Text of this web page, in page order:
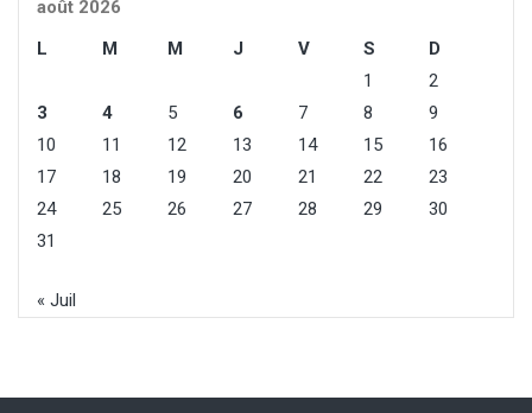
août 2026
L
M M J V S
D
1
2
3
4 5 6 7 8
9
10
11 12 13 14 15
16
17
18 19 20 21 22
23
24
25 26 27 28 29
30
31
« Juil